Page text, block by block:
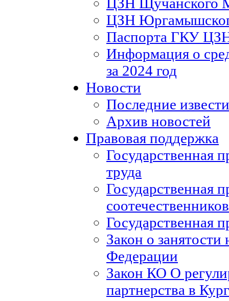
ЦЗН
Паспорта ГКУ
Информация о
за 2024 год
Новости
Последние
Архив новостей
Правовая поддержка
Государственная
труда
Государственная
соотечественников
Государственная
Закон о занятости
Федерации
Закон КО О
партнерства в